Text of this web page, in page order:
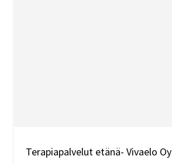
Terapiapalvelut etänä- Vivaelo Oy